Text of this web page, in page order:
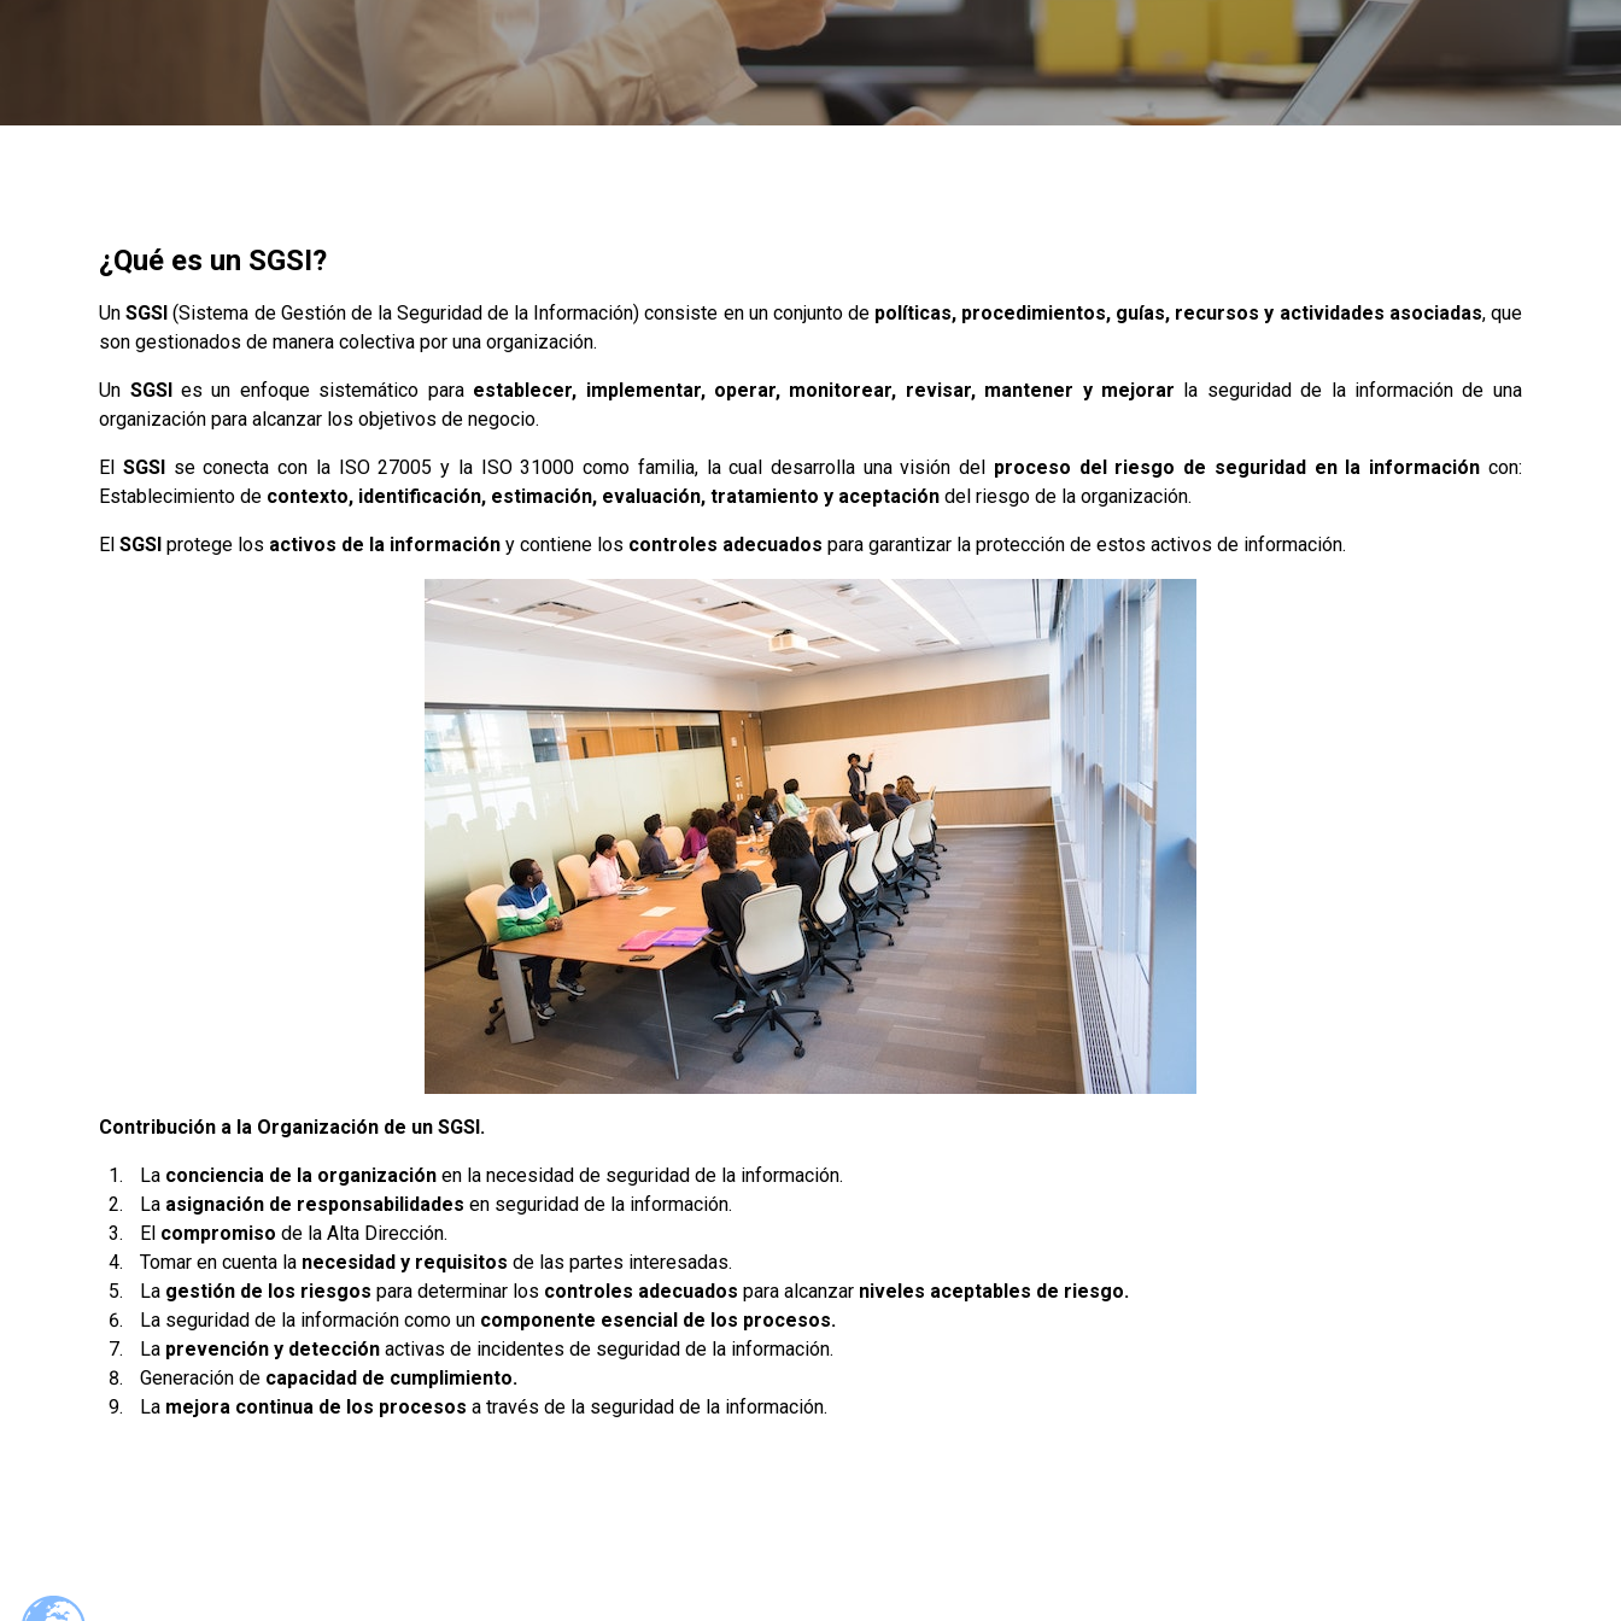
¿Qué es un SGSI?
UnSGSI (Sistema de Gestión de la Seguridad de la Información) consiste en un conjunto de políticas, procedimientos, guías, recursos y actividades asociadas, que
son gestionados de manera colectiva por una organización.
Un SGSIes un enfoque sistemático para establecer, implementar, operar, monitorear, revisar, mantener y mejorar la seguridad de la información de una
organización para alcanzar los objetivos de negocio.
El SGSIse conecta con la ISO 27005 y la ISO 31000 como familia, la cual desarrolla una visión del proceso del riesgo de seguridad en la información con:
Establecimiento de contexto, identificación, estimación, evaluación, tratamiento y aceptación del riesgo de la organización.
ElSGSI protege los activos de la información y contiene los controles adecuados para garantizar la protección de estos activos de información.
Contribución a la Organización de un SGSI.
La conciencia de la organización en la necesidad de seguridad de la información.
La asignación de responsabilidades en seguridad de la información.
El compromiso de la Alta Dirección.
Tomar en cuenta la necesidad y requisitos de las partes interesadas.
La gestión de los riesgos para determinar los controles adecuados para alcanzar niveles aceptables de riesgo.
La seguridad de la información como un componente esencial de los procesos.
La prevención y detección activas de incidentes de seguridad de la información.
Generación de capacidad de cumplimiento.
La mejora continua de los procesos a través de la seguridad de la información.